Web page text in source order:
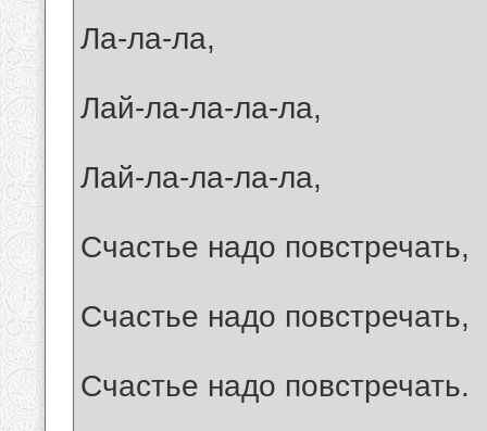
Ла-ла-ла,
Лай-ла-ла-ла-ла,
Лай-ла-ла-ла-ла,
Счастье надо повстречать,
Счастье надо повстречать,
Счастье надо повстречать.